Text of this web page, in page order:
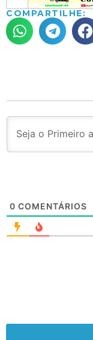
COMPARTILHE:
0 COMENTÁRIOS